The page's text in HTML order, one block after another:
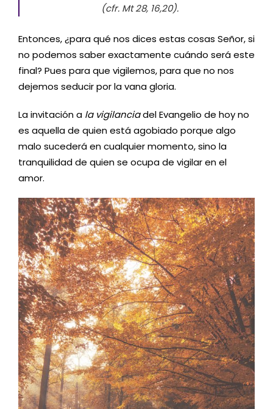
(cfr. Mt 28, 16,20).
Entonces, ¿para qué nos dices estas cosas Señor, si
no podemos saber exactamente cuándo será este
final? Pues para que vigilemos, para que no nos
dejemos seducir por la vana gloria.
La invitación a la vigilanciadel Evangelio de hoy no
es aquella de quien está agobiado porque algo
malo sucederá en cualquier momento, sino la
tranquilidad de quien se ocupa de vigilar en el
amor.